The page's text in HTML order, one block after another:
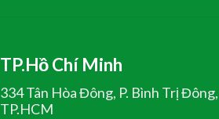
TP.Hồ Chí Minh
334 Tân Hòa Đông, P. Bình Trị
TP.HCM